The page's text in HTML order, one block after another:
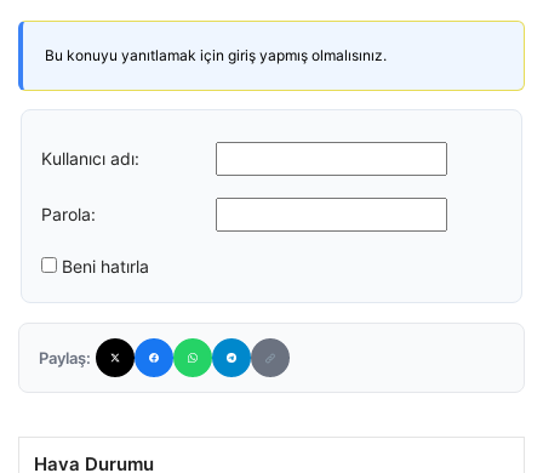
Bu konuyu yanıtlamak için giriş yapmış olmalısınız.
Kullanıcı adı:
Parola:
Beni hatırla
Paylaş:
Hava Durumu